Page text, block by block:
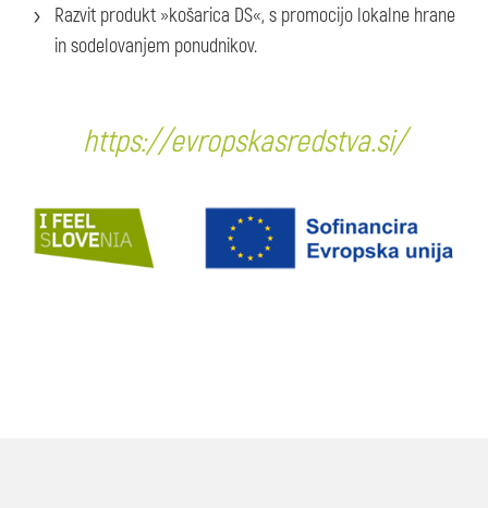
Razvit produkt »košarica DS«, s promocijo lokalne hrane
in sodelovanjem ponudnikov.
https://evropskasredstva.si/